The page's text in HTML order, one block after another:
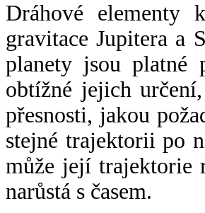
Dráhové elementy
gravitace Jupitera a
planety jsou platné
obtížné jejich
přesnosti, jakou
stejné trajektorii po
může její trajektorie
narůstá s časem.